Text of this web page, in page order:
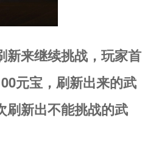
新来继续挑战，玩家首
元宝，刷新出来的武
刷新出不能挑战的武